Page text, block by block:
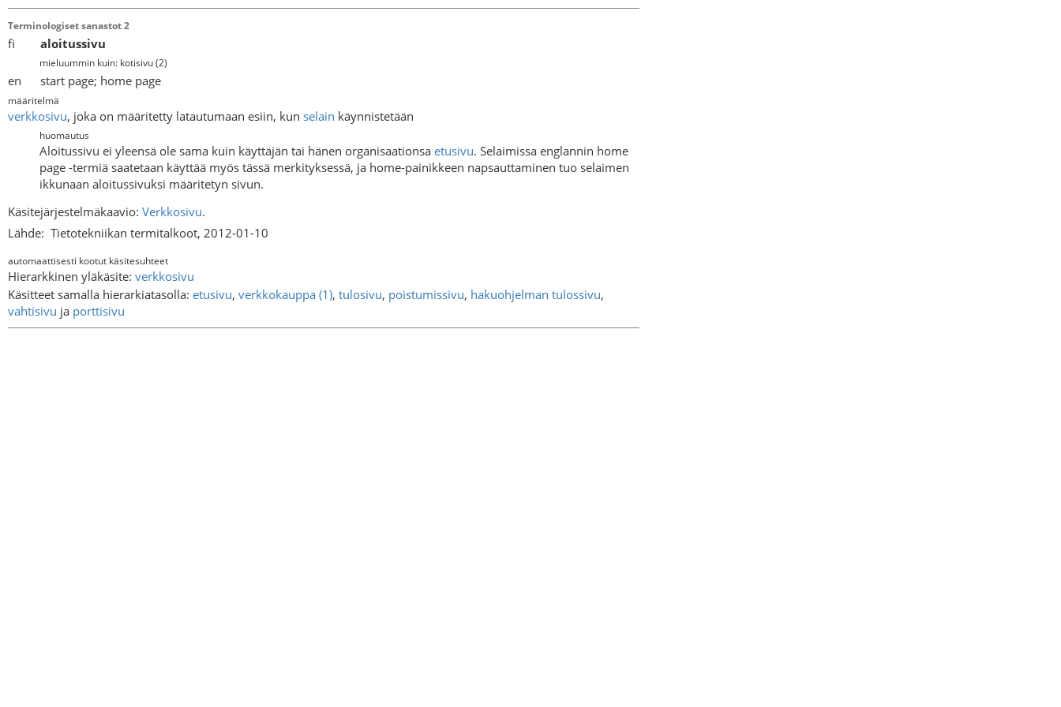
Terminologiset sanastot 2
fi aloitussivu
mieluummin kuin: kotisivu(2)
en start page; home page
määritelmä
verkkosivu, joka on määritetty latautumaan esiin, kun selain käynnistetään
huomautus
Aloitussivu ei yleensä ole sama kuin käyttäjän tai hänen organisaationsa etusivu. Selaimissa englannin home
page -termiä saatetaan käyttää myös tässä merkityksessä, ja home-painikkeen napsauttaminen tuo selaimen
ikkunaan aloitussivuksi määritetyn sivun.
Käsitejärjestelmäkaavio: Verkkosivu.
Lähde: Tietotekniikan termitalkoot, 2012-01-10
automaattisesti kootut käsitesuhteet
Hierarkkinen yläkäsite: verkkosivu
Käsitteet samalla hierarkiatasolla: etusivu, verkkokauppa (1), tulosivu, poistumissivu, hakuohjelman tulossivu,
vahtisivu ja porttisivu